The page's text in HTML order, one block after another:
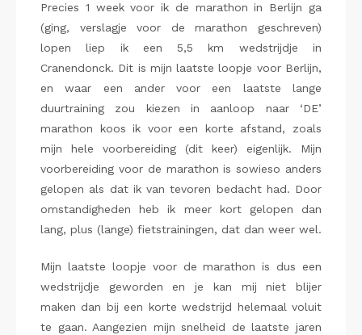
Precies 1 week voor ik de marathon in Berlijn ga
(ging, verslagje voor de marathon geschreven)
lopen liep ik een 5,5 km wedstrijdje in
Cranendonck. Dit is mijn laatste loopje voor Berlijn,
en waar een ander voor een laatste lange
duurtraining zou kiezen in aanloop naar ‘DE’
marathon koos ik voor een korte afstand, zoals
mijn hele voorbereiding (dit keer) eigenlijk. Mijn
voorbereiding voor de marathon is sowieso anders
gelopen als dat ik van tevoren bedacht had. Door
omstandigheden heb ik meer kort gelopen dan
lang, plus (lange) fietstrainingen, dat dan weer wel.
Mijn laatste loopje voor de marathon is dus een
wedstrijdje geworden en je kan mij niet blijer
maken dan bij een korte wedstrijd helemaal voluit
te gaan. Aangezien mijn snelheid de laatste jaren